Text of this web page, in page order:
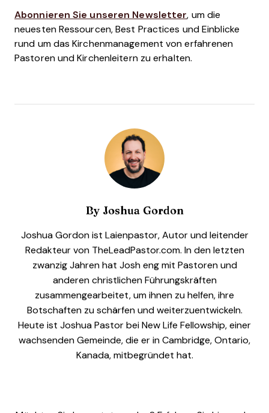
Abonnieren Sie unseren Newsletter, um die
neuesten Ressourcen, Best Practices und Einblicke
rund um das Kirchenmanagement von erfahrenen
Pastoren und Kirchenleitern zu erhalten.
ByJoshua Gordon
Joshua Gordon ist Laienpastor, Autor und leitender
Redakteur von TheLeadPastor.com. In den letzten
zwanzig Jahren hat Josh eng mit Pastoren und
anderen christlichen Führungskräften
zusammengearbeitet, um ihnen zu helfen, ihre
Botschaften zu schärfen und weiterzuentwickeln.
Heute ist Joshua Pastor bei New Life Fellowship, einer
wachsenden Gemeinde, die er in Cambridge, Ontario,
Kanada, mitbegründet hat.